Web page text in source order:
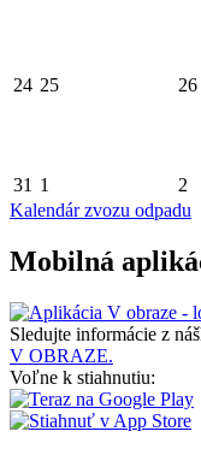
24 25 26
31 1 2
Kalendár zvozu odpadu
Mobilná
Sledujte informácie z
V OBRAZE.
Voľne k stiahnutiu: